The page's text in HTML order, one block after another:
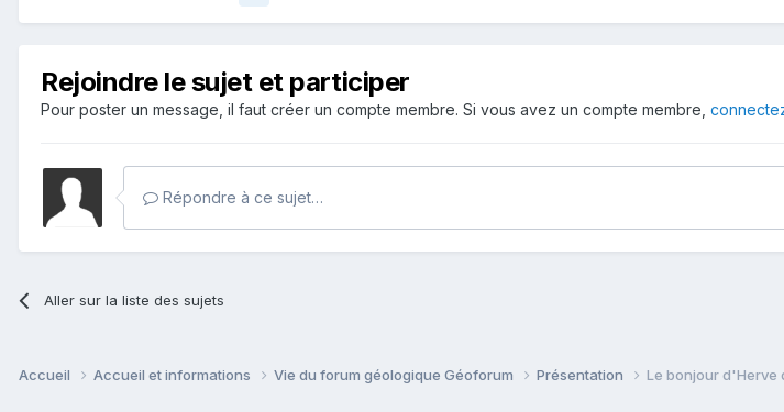
Rejoindre le sujet et participer
Pour poster un message, il faut créer un compte membre. Si vous avez un compte membre,
Répondre à ce sujet…
Aller sur la liste des sujets
Accueil Accueil et informations Vie du forum géologique Géoforum Présentation Le bonjour d'Herve